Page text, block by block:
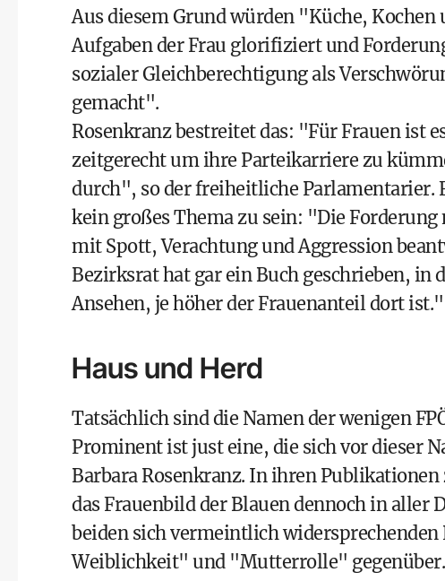
Aus diesem Grund würden "Küche,
Aufgaben der Frau glorifiziert und
sozialer Gleichberechtigung als
gemacht".
Rosenkranz bestreitet das: "Für Frauen ist
zeitgerecht um ihre Parteikarriere zu
durch", so der freiheitliche Parlamentarier.
kein großes Thema zu sein: "Die
mit Spott, Verachtung und Aggression
Bezirksrat hat gar ein Buch geschrieben, in
Ansehen, je höher der Frauenanteil dort ist."
Haus und Herd
Tatsächlich sind die Namen der wenigen
Prominent ist just eine, die sich vor dieser
Barbara Rosenkranz. In ihren
das Frauenbild der Blauen dennoch in aller
beiden sich vermeintlich
Weiblichkeit" und "Mutterrolle"